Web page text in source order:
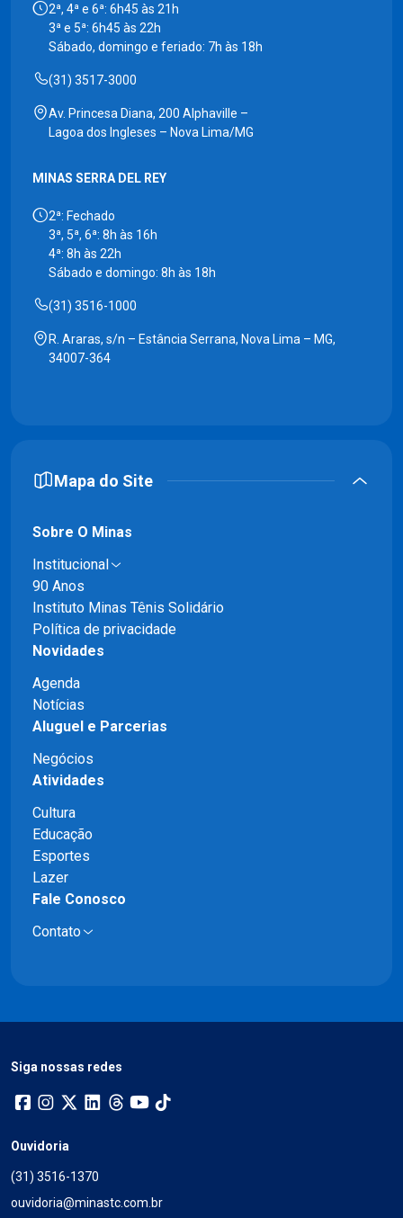
2ª, 4ª e 6ª: 6h45 às 21h
3ª e 5ª: 6h45 às 22h
Sábado, domingo e feriado: 7h às 18h
(31) 3517-3000
Av. Princesa Diana, 200 Alphaville –
Lagoa dos Ingleses – Nova Lima/MG
MINAS SERRA DEL REY
2ª: Fechado
3ª, 5ª, 6ª: 8h às 16h
4ª: 8h às 22h
Sábado e domingo: 8h às 18h
(31) 3516-1000
R. Araras, s/n – Estância Serrana, Nova Lima – MG,
34007-364
Mapa do Site
Sobre O Minas
Institucional
90 Anos
Instituto Minas Tênis Solidário
Política de privacidade
Novidades
Agenda
Notícias
Aluguel e Parcerias
Negócios
Atividades
Cultura
Educação
Esportes
Lazer
Fale Conosco
Contato
Siga nossas redes
Ouvidoria
(31) 3516-1370
ouvidoria@minastc.com.br